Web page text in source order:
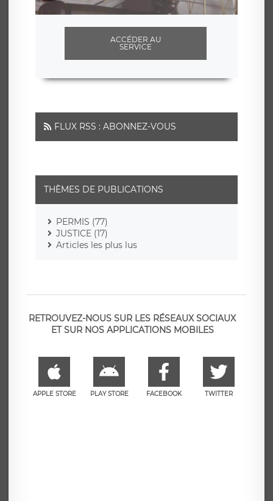
ACCÉDER AU
SERVICE
FLUX RSS : ABONNEZ-VOUS
THÈMES DE PUBLICATIONS
PERMIS (77)
JUSTICE (17)
Articles les plus lus
RETROUVEZ-NOUS SUR LES RÉSEAUX SOCIAUX
ET SUR NOS APPLICATIONS MOBILES
APPLE STORE PLAY STORE FACEBOOK TWITTER